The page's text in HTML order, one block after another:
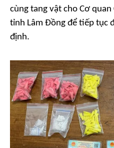
cùng tang vật cho Cơ quan
tỉnh Lâm Đồng để tiếp tục
định.